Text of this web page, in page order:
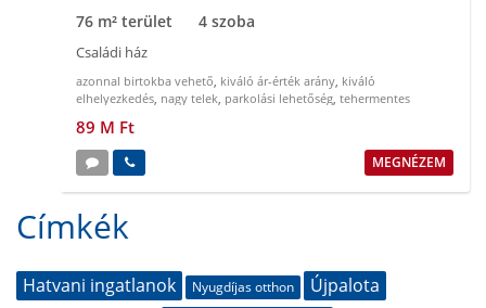
76 m² terület 4 szoba
Családi ház
azonnal birtokba vehető, kiváló ár-érték arány, kiváló
elhelyezkedés, nagy telek, parkolási lehetőség, tehermentes
89 M Ft
MEGNÉZEM
Címkék
Hatvani ingatlanok Nyugdíjas otthon Újpalota